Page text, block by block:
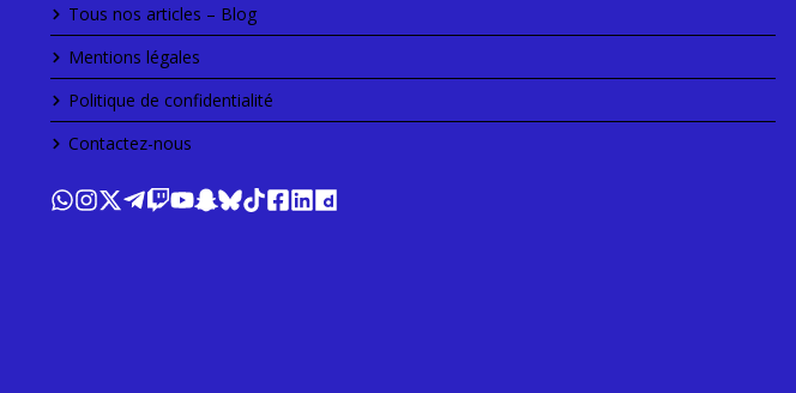
Tous nos articles – Blog
Mentions légales
Politique de confidentialité
Contactez-nous